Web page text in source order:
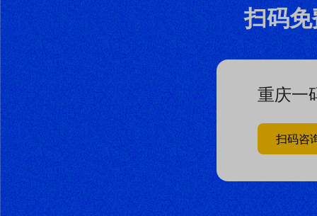
扫码
重庆一
扫码咨